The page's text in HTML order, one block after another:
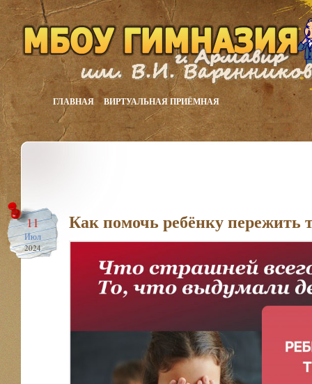
ГЛАВНАЯ ВИРТУАЛЬНАЯ ПРИЁМНАЯ
11
Июл
2024
Как помочь ребёнку пережить